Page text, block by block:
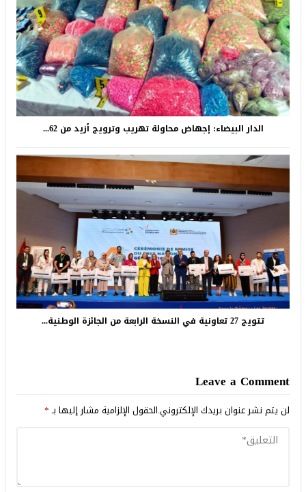
الدار البيضاء: إجهاض محاولة تهريب وترويج أزيد من 62...
تتويج 27 تعاونية في النسخة الرابعة من الجائزة الوطنية...
Leave a Comment
لن يتم نشر عنوان بريدك الإلكتروني.الحقول الإلزامية مشار إليها بـ*